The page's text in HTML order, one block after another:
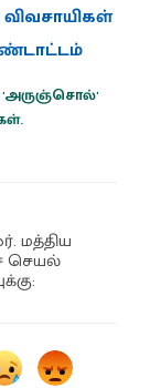
'அருஞ்சொல்'
மத்திய
செயல்